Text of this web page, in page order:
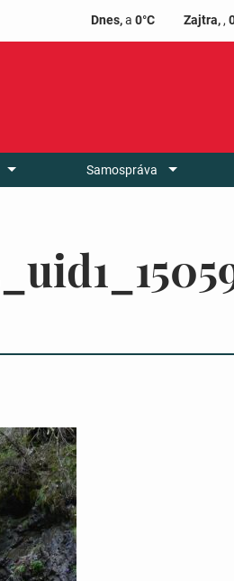
Dnes, a 0°C Zajtra,,
Samospráva